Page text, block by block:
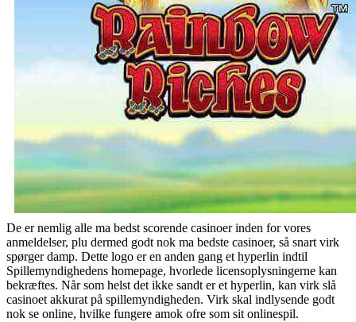
De er nemlig alle ma bedst scorende casinoer inden for vores
anmeldelser, plu dermed godt nok ma bedste casinoer, så snart virk
spørger damp. Dette logo er en anden gang et hyperlin indtil
Spillemyndighedens homepage, hvorlede licensoplysningerne kan
bekræftes. Når som helst det ikke sandt er et hyperlin, kan virk slå
casinoet akkurat på spillemyndigheden. Virk skal indlysende godt
nok se online, hvilke fungere amok ofre som sit onlinespil.